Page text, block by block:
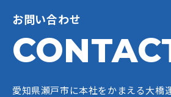
お問い合わせ
愛知県瀬戸市に本社をかまえる大橋